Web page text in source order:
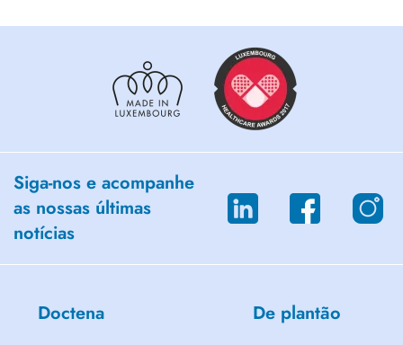
Siga-nos e acompanhe
as nossas últimas
notícias
Doctena De plantão